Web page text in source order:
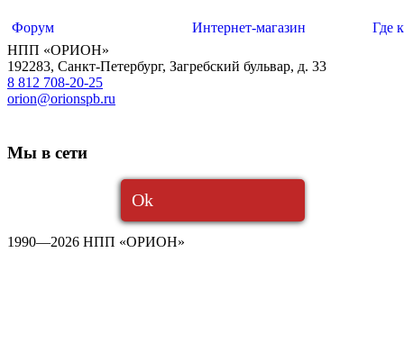
Форум Интернет-магазин
Где
НПП «ОРИОН»
192283, Санкт-Петербург, Загребский бульвар, д. 33
8 812 708-20-25
orion@orionspb.ru
Мы в сети
1990—2026 НПП «ОРИОН»
Ok